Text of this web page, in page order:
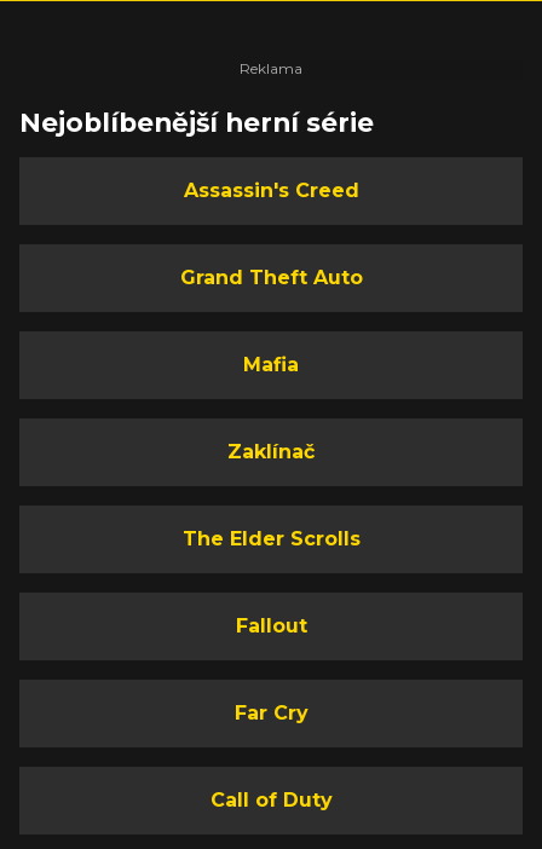
Nejoblíbenější herní série
Assassin's Creed
Grand Theft Auto
Mafia
Zaklínač
The Elder Scrolls
Fallout
Far Cry
Call of Duty